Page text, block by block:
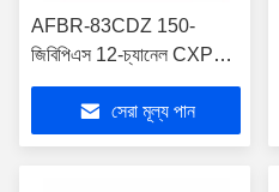
AFBR-83CDZ 150-
জিবিপিএস 12-চ্যানেল CXP
প্লাগযোগ্য অপটিক্যাল ট্রান্সসিভার
সেরা মূল্য পান